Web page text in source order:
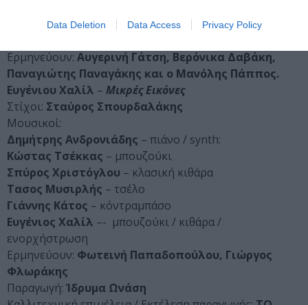
Data Deletion Data Access Privacy Policy
Γιάννης Κάτος–κοντραμπάσο
Ερμηνεύουν: Αυγερινή Γάτση, Βερόνικα Δαβάκη,
Παναγιώτης Παναγάκης και ο Μανόλης Πάππος.
Ευγένιου Χαλίλ – Μικρές Εικόνες
Στίχοι: Σταύρος Σπουρδαλάκης
Μουσικοί:
Δημήτρης Ανδρονιάδης – πιάνο / synth:
Κώστας Τσέκκας – μπουζούκι
Σπύρος Χριστόγλου – κλασική κιθάρα
Τασος Μυσιρλής – τσέλο
Γιάννης Κάτος – κόντραμπάσο
Ευγένιος Χαλίλ –- μπουζούκι / κιθάρα /
ενορχήστρωση
Ερμηνεύουν: Φωτεινή Παπαδοπούλου, Γιώργος
Φλωράκης
Παραγωγή: Ίδρυμα Ωνάση